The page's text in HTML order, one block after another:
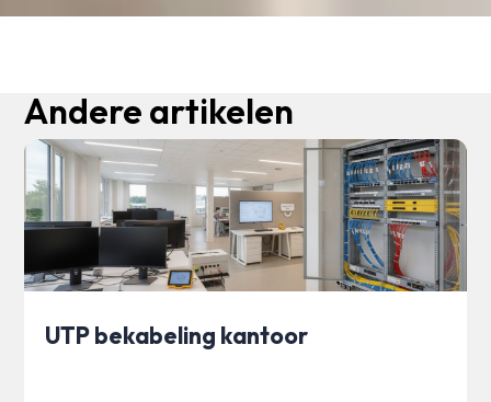
Andere artikelen
UTP bekabeling kantoor